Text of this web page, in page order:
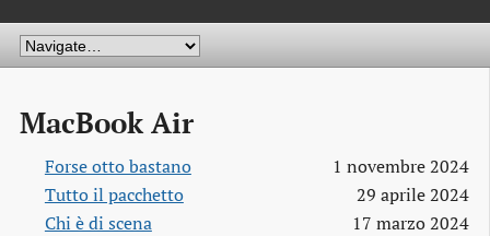
MacBook Air
Forse otto bastano
1 novembre 2024
Tutto il pacchetto
29 aprile 2024
Chi è di scena
17 marzo 2024